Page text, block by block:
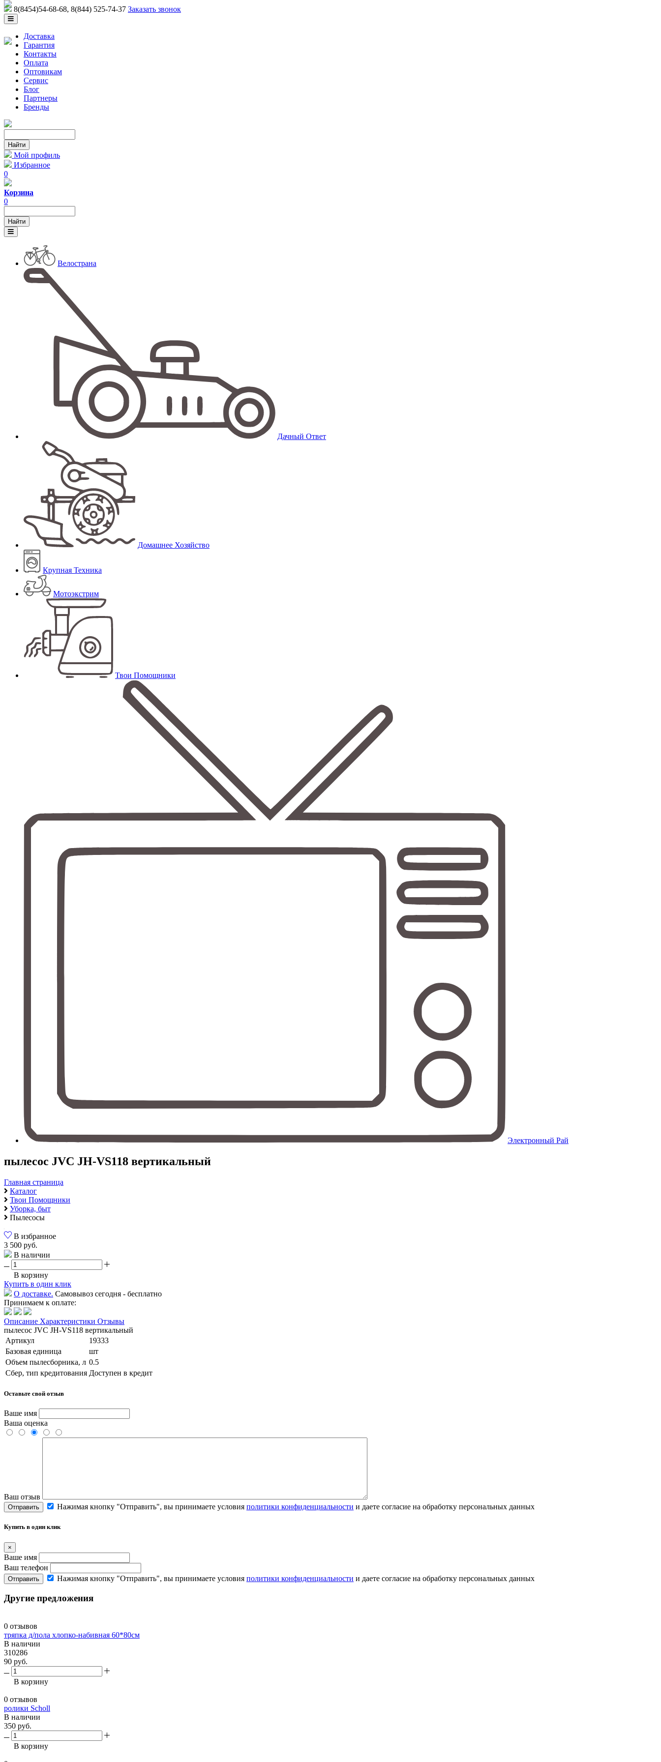
8(8454)54-68-68, 8(844) 525-74-37 Заказать звонок
Доставка
Гарантия
Контакты
Оплата
Оптовикам
Сервис
Блог
Партнеры
Бренды
Мой профиль
Избранное
0
Корзина
0
Велострана
Дачный Ответ
Домашнее Хозяйство
Крупная Техника
Мотоэкстрим
Твои Помощники
Электронный Рай
пылесос JVC JH-VS118 вертикальный
Главная страница
Каталог
Твои Помощники
Уборка, быт
Пылесосы
В избранное
3 500 руб.
В наличии
В корзину
Купить в один клик
О доставке. Самовывоз сегодня - бесплатно
Принимаем к оплате:
Описание Характеристики Отзывы
пылесос JVC JH-VS118 вертикальный
Артикул
19333
Базовая единица
шт
Объем пылесборника, л 0.5
Сбер, тип кредитования Доступен в кредит
Оставьте свой отзыв
Ваше имя
Ваша оценка
Ваш отзыв
Отправить Нажимая кнопку "Отправить", вы принимаете условия политики конфиденциальности и даете согласие на обработку персональных данных
Купить в один клик
×
Ваше имя
Ваш телефон
Отправить Нажимая кнопку "Отправить", вы принимаете условия политики конфиденциальности и даете согласие на обработку персональных данных
Другие предложения
0 отзывов
тряпка д/пола хлопко-набивная 60*80см
В наличии
310286
90 руб.
В корзину
0 отзывов
ролики Scholl
В наличии
350 руб.
В корзину